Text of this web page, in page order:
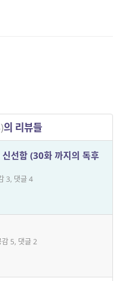
의 리뷰들
선함 (30화 까지의 독후
3, 댓글 4
5, 댓글 2